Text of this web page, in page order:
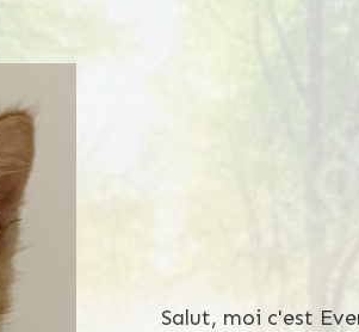
Salut, moi c'est